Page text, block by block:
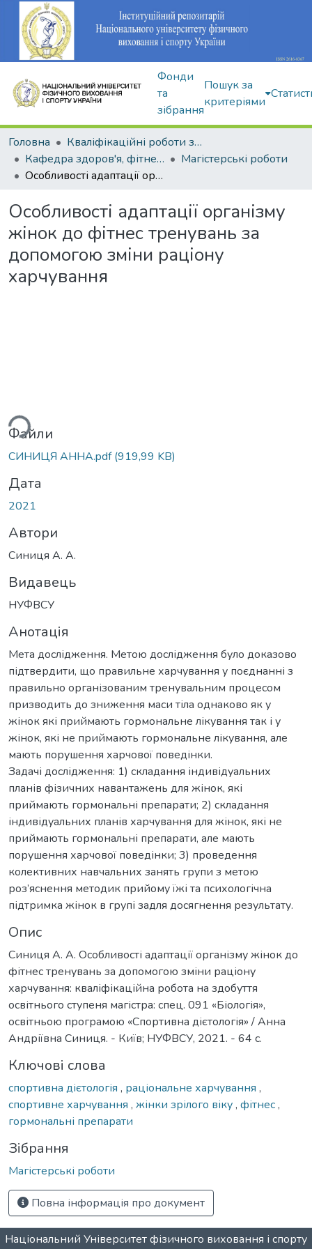
Фонди
та
зібрання
Пошук за
критеріями
Головна
Кваліфікаційні роботи здобувачів вищої освіти
Кафедра здоров'я, фітнесу та рекреації
Магістерські роботи
Особливості адаптації організму жінок до фітнес тренувань за допомогою зміни раціону харчування
Особливості адаптації організму
жінок до фітнес тренувань за
допомогою зміни раціону
харчування
Файли
СИНИЦЯ АННА.pdf(919,99 KB)
Дата
2021
Автори
Синиця А. А.
Видавець
НУФВСУ
Анотація
Мета дослідження. Метою дослідження було доказово
підтвердити, що правильне харчування у поєднанні з
правильно організованим тренувальним процесом
призводить до зниження маси тіла однаково як у
жінок які приймають гормональне лікування так і у
жінок, які не приймають гормональне лікування, але
мають порушення харчової поведінки.
Задачі дослідження: 1) складання індивідуальних
планів фізичних навантажень для жінок, які
приймають гормональні препарати; 2) складання
індивідуальних планів харчування для жінок, які не
приймають гормональні препарати, але мають
порушення харчової поведінки; 3) проведення
колективних навчальних занять групи з метою
роз’яснення методик прийому їжі та психологічна
підтримка жінок в групі задля досягнення результату.
Опис
Синиця А. А. Особливості адаптації організму жінок до
фітнес тренувань за допомогою зміни раціону
харчування: кваліфікаційна робота на здобуття
освітнього ступеня магістра: спец. 091 «Біологія»,
освітньою програмою «Спортивна дієтологія» / Анна
Андріївна Синиця. - Київ; НУФВСУ, 2021. - 64 с.
Ключові слова
спортивна дієтологія , раціональне харчування ,
спортивне харчування , жінки зрілого віку, фітнес,
гормональні препарати
Зібрання
Магістерські роботи
Повна інформація про документ
Національний Університет фізичного виховання і спорту